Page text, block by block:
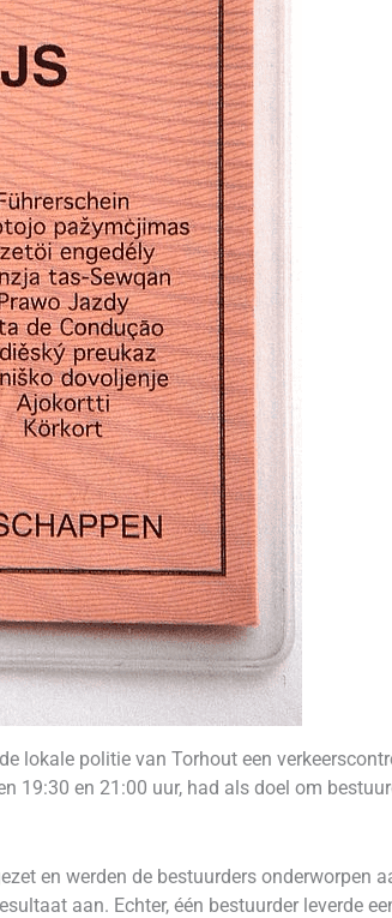
lokale politie van Torhout een
19:30 en 21:00 uur, had als doel om
en werden de bestuurders onderworpen
aan. Echter, één bestuurder leverde